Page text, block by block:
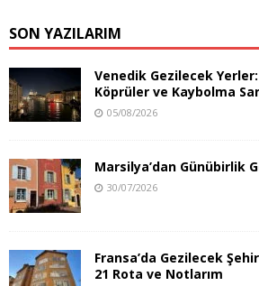
SON YAZILARIM
Venedik Gezilecek
Köprüler ve Kaybolma
05/08/2026
Marsilya’dan Günübirlik
30/07/2026
Fransa’da Gezilecek
21 Rota ve Notlarım